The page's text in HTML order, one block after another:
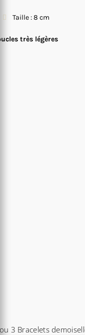
Taille : 8 cm
très légères
3 Bracelets